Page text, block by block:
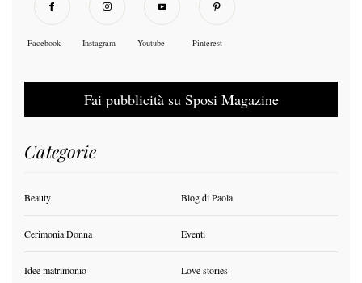
Facebook Instagram Youtube Pinterest
Fai pubblicità su Sposi Magazine
Categorie
Beauty Blog di Paola
Cerimonia Donna Eventi
Idee matrimonio Love stories